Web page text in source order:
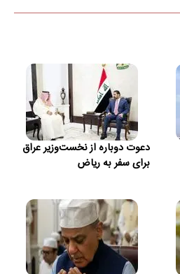
دعوت دوباره از نخست‌وزیر عراق
برای سفر به ریاض